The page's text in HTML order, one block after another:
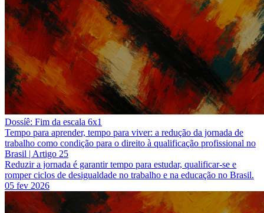
Dossíê: Fim da escala 6x1
Tempo para aprender, tempo para viver: a redução da jornada de
trabalho como condição para o direito à qualificação profissional no
Brasil | Artigo 25
Reduzir a jornada é garantir tempo para estudar, qualificar-se e
romper ciclos de desigualdade no trabalho e na educação no Brasil.
05 fev 2026